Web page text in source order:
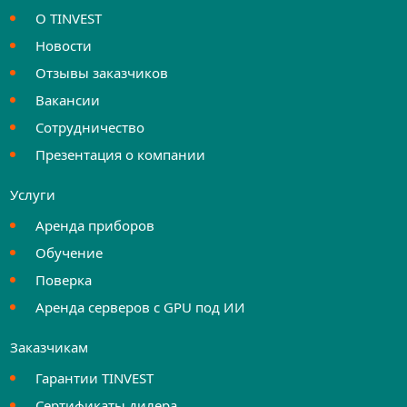
О TINVEST
Новости
Отзывы заказчиков
Вакансии
Сотрудничество
Презентация о компании
Услуги
Аренда приборов
Обучение
Поверка
Аренда серверов с GPU под ИИ
Заказчикам
Гарантии TINVEST